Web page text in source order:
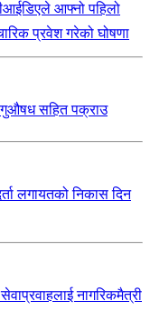
आफ्नो पहिलो
प्रवेश गरेको घोषणा
सहित पक्राउ
लगायतको निकास दिन
नागरिकमैत्री